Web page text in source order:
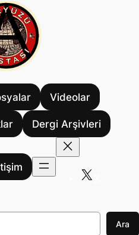
Videolar
Dergi Arşivleri
Ara